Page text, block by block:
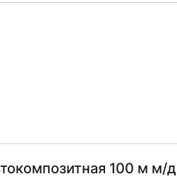
100 м м/д